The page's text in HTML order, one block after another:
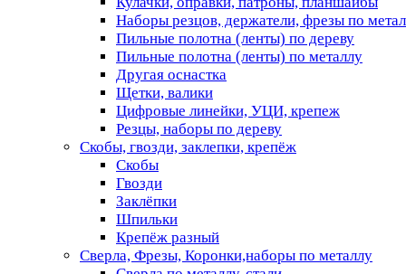
Наборы резцов, держатели, фрезы по
Пильные полотна (ленты) по дереву
Пильные полотна (ленты) по металлу
Другая оснастка
Щетки, валики
Цифровые линейки, УЦИ, крепеж
Резцы, наборы по дереву
Скобы, гвозди, заклепки, крепёж
Скобы
Гвозди
Заклёпки
Шпильки
Крепёж разный
Сверла, Фрезы, Коронки,наборы по металлу